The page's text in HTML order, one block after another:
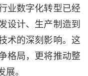
业数字化转型已经
设计、生产制造到
术的深刻影响。这
格局，更将推动整
。